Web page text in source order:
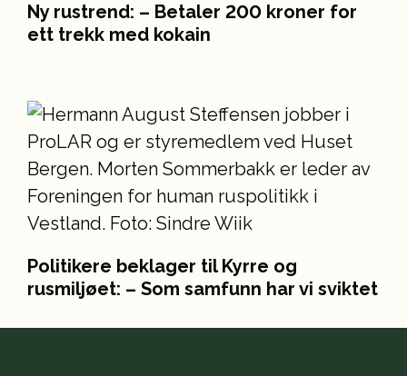
Ny rustrend: – Betaler 200 kroner for
ett trekk med kokain
Politikere beklager til Kyrre og
rusmiljøet: – Som samfunn har vi sviktet